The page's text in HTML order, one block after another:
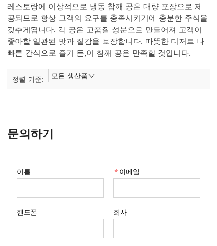
레스토랑에 이상적으로 냉동 참깨 공은 대량 포장으로 제
공되므로 항상 고객의 요구를 충족시키기에 충분한 주식을
갖추게됩니다. 각 공은 고품질 성분으로 만들어져 고객이
좋아할 일관된 맛과 질감을 보장합니다. 따뜻한 디저트 나
빠른 간식으로 즐기 든,이 참깨 공은 만족할 것입니다.
정렬 기준: 모든 생산품
문의하기
이름 * 이메일
핸드폰 회사